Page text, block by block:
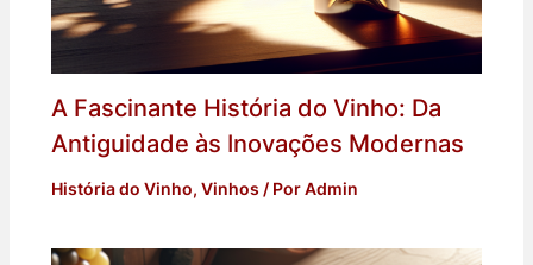
A Fascinante História do Vinho: Da
Antiguidade às Inovações Modernas
História do Vinho, Vinhos / PorAdmin